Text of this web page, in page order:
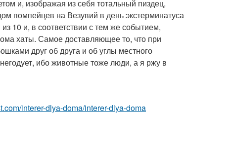
и, изображая из себя тотальный пиздец,
помпейцев на Везувий в день экстерминатуса
10 и, в соответствии с тем же событием,
хаты. Самое доставляющее то, что при
друг об друга и об углы местного
ибо животные тоже люди, а я ржу в
interer-dlya-doma/interer-dlya-doma